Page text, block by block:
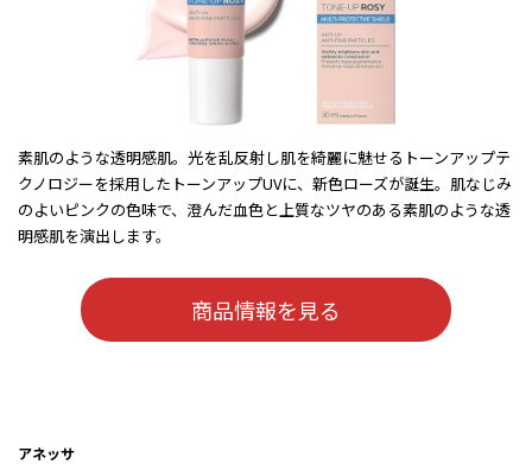
素肌のような透明感肌。光を乱反射し肌を綺麗に魅せるトーンアップテ
クノロジーを採用したトーンアップUVに、新色ローズが誕生。肌なじみ
のよいピンクの色味で、澄んだ血色と上質なツヤのある素肌のような透
明感肌を演出します。
商品情報を見る
アネッサ